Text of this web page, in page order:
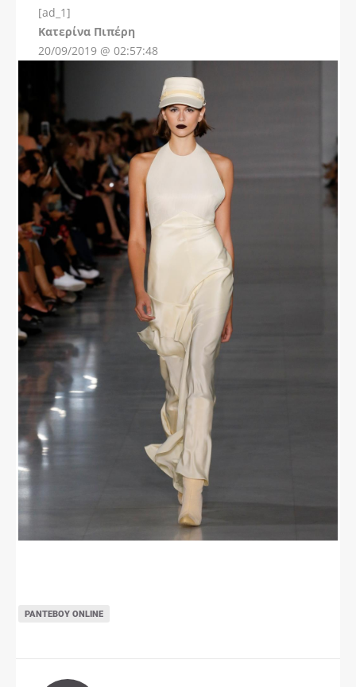
[ad_1]
Kατερίνα Πιπέρη
20/09/2019 @ 02:57:48
ΡΑΝΤΕΒΟΎ ONLINE